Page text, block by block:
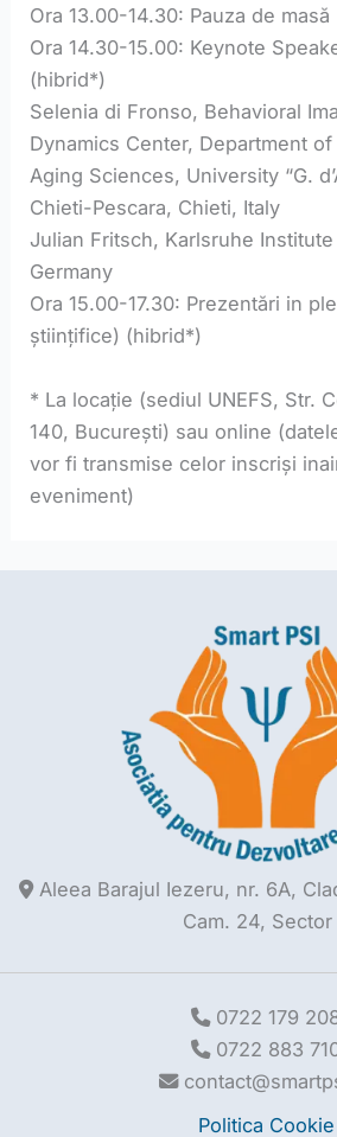
Ora 13.00-14.30: Pauza de masă
Ora 14.30-15.00: Keynote
(hibrid*)
Selenia di Fronso, Behavioral
Dynamics Center, Department
Aging Sciences, University “G.
Chieti-Pescara, Chieti, Italy
Julian Fritsch, Karlsruhe
Germany
Ora 15.00-17.30: Prezentări in
științifice) (hibrid*)
* La locație (sediul UNEFS, Str.
140, București) sau online
vor fi transmise celor inscriși
eveniment)
Aleea Barajul Iezeru, nr. 6A,
Cam. 24, Sector
0722 179
0722 883
Politica Cookie